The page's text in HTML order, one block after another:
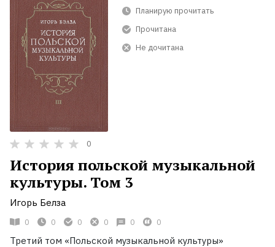
Планирую прочитать
Прочитана
Не дочитана
0
История польской музыкальной
культуры. Том 3
Игорь Белза
0 0 0 0 0 0
Третий том «Польской музыкальной культуры»